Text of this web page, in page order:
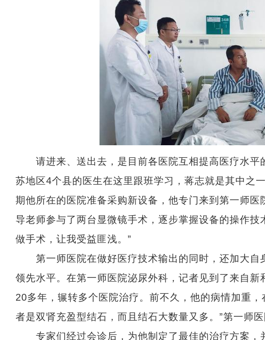
请进来、送出去，是目前各医院互相提高医疗水平
苏地区4个县的医生在这里跟班学习，蒋志就是其中之
期他所在的医院准备采购新设备，他专门来到第一师
导老师参与了两台显微镜手术，逐步掌握设备的操作技
做手术，让我受益匪浅。”
第一师医院在做好医疗技术输出的同时，还加大自
领先水平。在第一师医院泌尿外科，记者见到了来自
20多年，辗转多个医院治疗。前不久，他的病情加重
者是双肾充盈型结石，而且结石大数量又多。”第一师
专家们经过会诊后，为他制定了最佳的治疗方案，